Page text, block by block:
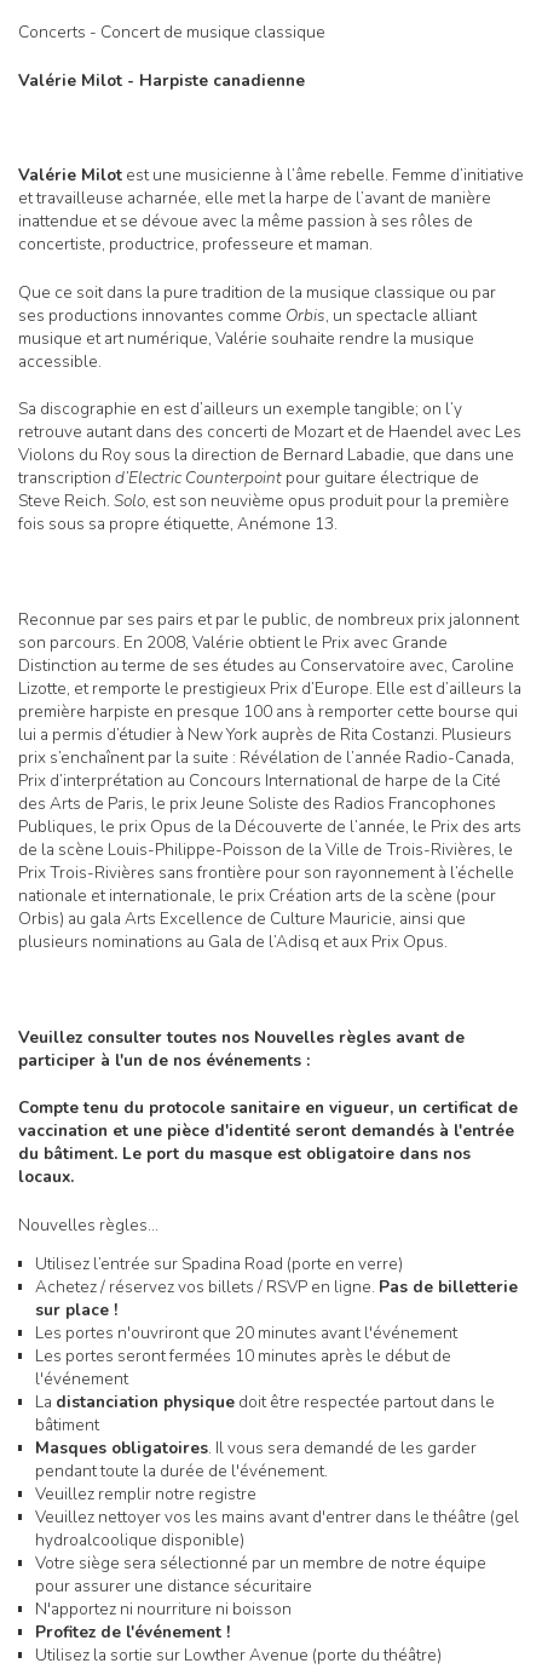
Concerts - Concert de musique classique
Valérie Milot - Harpiste canadienne
Valérie Milot est une musicienne à l’âme rebelle. Femme d’initiative
et travailleuse acharnée, elle met la harpe de l’avant de manière
inattendue et se dévoue avec la même passion à ses rôles de
concertiste, productrice, professeure et maman.
Que ce soit dans la pure tradition de la musique classique ou par
ses productions innovantes comme Orbis, un spectacle alliant
musique et art numérique, Valérie souhaite rendre la musique
accessible.
Sa discographie en est d’ailleurs un exemple tangible; on l’y
retrouve autant dans des concerti de Mozart et de Haendel avec Les
Violons du Roy sous la direction de Bernard Labadie, que dans une
transcription d’Electric Counterpoint pour guitare électrique de
Steve Reich. Solo, est son neuvième opus produit pour la première
fois sous sa propre étiquette, Anémone 13.
Reconnue par ses pairs et par le public, de nombreux prix jalonnent
son parcours. En 2008, Valérie obtient le Prix avec Grande
Distinction au terme de ses études au Conservatoire avec, Caroline
Lizotte, et remporte le prestigieux Prix d’Europe. Elle est d’ailleurs la
première harpiste en presque 100 ans à remporter cette bourse qui
lui a permis d’étudier à New York auprès de Rita Costanzi. Plusieurs
prix s’enchaînent par la suite : Révélation de l’année Radio-Canada,
Prix d’interprétation au Concours International de harpe de la Cité
des Arts de Paris, le prix Jeune Soliste des Radios Francophones
Publiques, le prix Opus de la Découverte de l’année, le Prix des arts
de la scène Louis-Philippe-Poisson de la Ville de Trois-Rivières, le
Prix Trois-Rivières sans frontière pour son rayonnement à l’échelle
nationale et internationale, le prix Création arts de la scène (pour
Orbis) au gala Arts Excellence de Culture Mauricie, ainsi que
plusieurs nominations au Gala de l’Adisq et aux Prix Opus.
Veuillez consulter toutes nos Nouvelles règles avant de
participer à l'un de nos événements :
Compte tenu du protocole sanitaire en vigueur, un certificat de
vaccination et une pièce d'identité seront demandés à l'entrée
du bâtiment. Le port du masque est obligatoire dans nos
locaux.
Nouvelles règles…
Utilisez l’entrée sur Spadina Road (porte en verre)
Achetez / réservez vos billets / RSVP en ligne. Pas de billetterie
sur place !
Les portes n'ouvriront que 20 minutes avant l'événement
Les portes seront fermées 10 minutes après le début de
l'événement
La distanciation physiquedoit être respectée partout dans le
bâtiment
Masques obligatoires. Il vous sera demandé de les garder
pendant toute la durée de l'événement.
Veuillez remplir notre registre
Veuillez nettoyer vos les mains avant d'entrer dans le théâtre (gel
hydroalcoolique disponible)
Votre siège sera sélectionné par un membre de notre équipe
pour assurer une distance sécuritaire
N'apportez ni nourriture ni boisson
Profitez de l'événement !
Utilisez la sortie sur Lowther Avenue (porte du théâtre)